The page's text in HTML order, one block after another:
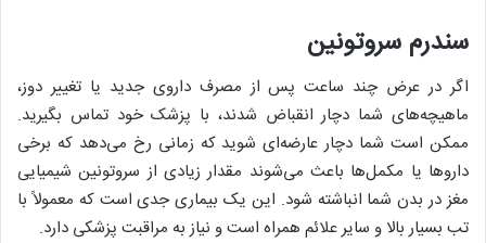
سندرم سروتونین
اگر در عرض چند ساعت پس از مصرف داروی جدید یا تغییر دوز،
ماهیچه‌های شما دچار انقباض شدند، با پزشک خود تماس بگیرید.
ممکن است شما دچار عارضه‌ای شوید که زمانی رخ می‌دهد که برخی
دارو‌ها یا مکمل‌ها باعث می‌شوند مقدار زیادی از سروتونین شیمیایی
مغز در بدن شما انباشته شود. این یک بیماری جدی است که معمولاً با
تب بسیار بالا و سایر علائم همراه است و نیاز به مراقبت پزشکی دارد.